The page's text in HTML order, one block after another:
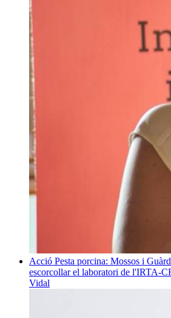
Acció Pesta porcina: Mossos i
escorcollar el laboratori de l'IRTA-
Vidal